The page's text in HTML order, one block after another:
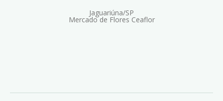
Jaguariúna/SP
Mercado de Flores Ceaflor